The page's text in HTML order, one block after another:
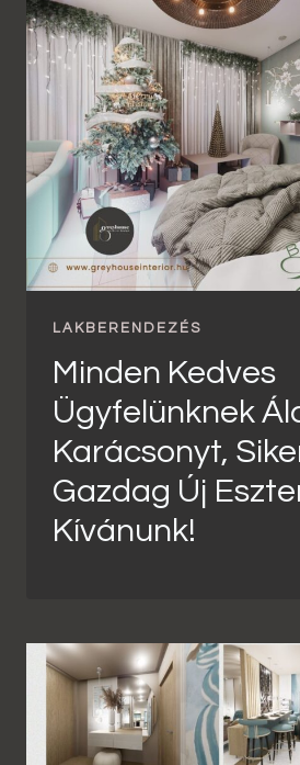
LAKBERENDEZÉS
Minden Kedves
Ügyfelünknek
Karácsonyt,
Gazdag Új
Kívánunk!